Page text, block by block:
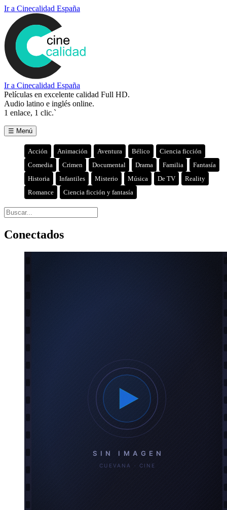
Ir a Cinecalidad España
Ir a Cinecalidad España
Películas en excelente calidad Full HD.
Audio latino e inglés online.
1 enlace, 1 clic.`
☰ Menú
Acción Animación Aventura Bélico
Ciencia ficción
Comedia
Crimen Documental Drama Familia
Fantasía
Historia
Infantiles Misterio Música De TV
Reality
Romance
Ciencia ficción y fantasía
Conectados